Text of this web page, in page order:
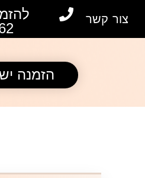
צור קשר
הזמנה